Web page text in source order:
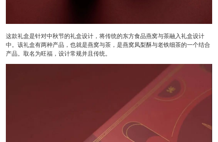
这款礼盒是针对中秋节的礼盒设计，将传统的东方食品燕窝与茶融入礼盒设计
中。该礼盒有两种产品，也就是燕窝与茶，是燕窝凤梨酥与老铁细茶的一个结合
产品。取名为旺福，设计常规并且传统。